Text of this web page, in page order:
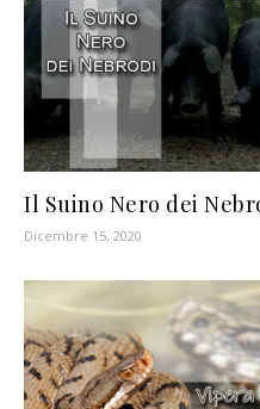
Il Suino Nero dei
Dicembre 15, 2020